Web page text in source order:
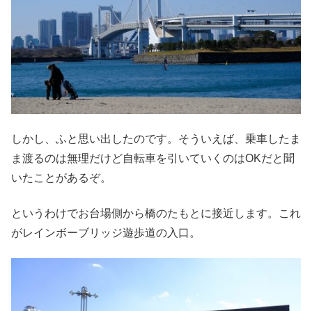
しかし、ふと思い出したのです。そういえば、乗車したま
ま渡るのは無理だけど自転車を引いていくのはOKだと聞
いたことがあるぞ。
というわけでお台場側から橋のたもとに接近します。これ
がレインボーブリッジ遊歩道の入口。